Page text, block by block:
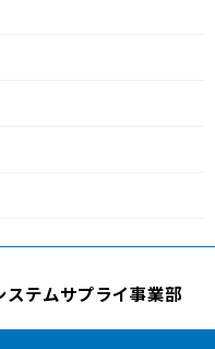
ステムサプライ事業部